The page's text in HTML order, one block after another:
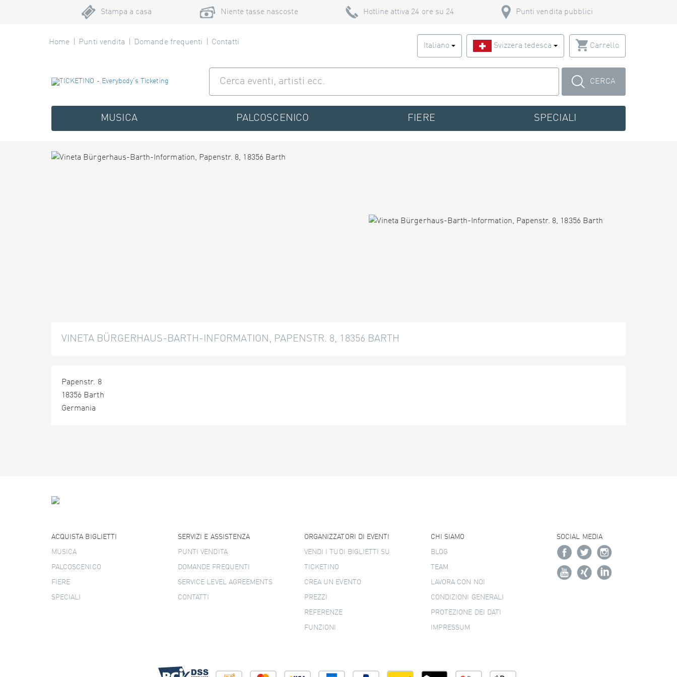
Stampa a casa Niente tasse nascoste Hotline attiva 24 ore su 24 Punti vendita pubblici
Home Punti vendita Domande frequenti Contatti Italiano Svizzera tedesca Carrello
CERCA
MUSICA PALCOSCENICO FIERE SPECIALI
VINETA BÜRGERHAUS-BARTH-INFORMATION, PAPENSTR. 8, 18356 BARTH
Papenstr. 8
18356 Barth
Germania
ACQUISTA BIGLIETTI
MUSICA
PALCOSCENICO
FIERE
SPECIALI
SERVIZI E ASSISTENZA
PUNTI VENDITA
DOMANDE FREQUENTI
SERVICE LEVEL AGREEMENTS
CONTATTI
ORGANIZZATORI DI EVENTI
VENDI I TUOI BIGLIETTI SU
TICKETINO
CREA UN EVENTO
PREZZI
REFERENZE
FUNZIONI
CHI SIAMO
BLOG
TEAM
LAVORA CON NOI
CONDIZIONI GENERALI
PROTEZIONE DEI DATI
IMPRESSUM
SOCIAL MEDIA